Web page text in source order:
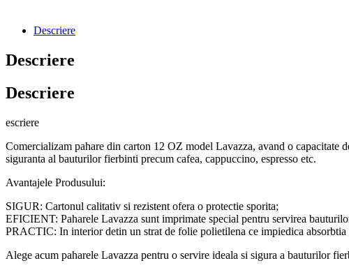
Descriere
Descriere
Descriere
escriere
Comercializam pahare din carton 12 OZ model Lavazza, avand o capacitate
siguranta al bauturilor fierbinti precum cafea, cappuccino, espresso etc.
Avantajele Produsului:
SIGUR: Cartonul calitativ si rezistent ofera o protectie sporita;
EFICIENT: Paharele Lavazza sunt imprimate special pentru servirea
PRACTIC: In interior detin un strat de folie polietilena ce impiedica absorbtia
Alege acum paharele Lavazza pentru o servire ideala si sigura a bauturilor